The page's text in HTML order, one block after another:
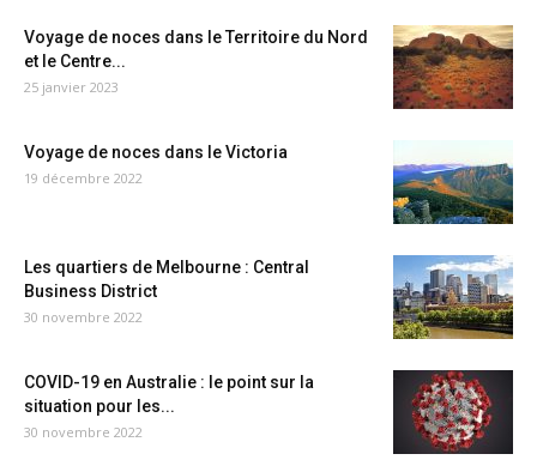
Voyage de noces dans le Territoire du Nord
et le Centre...
25 janvier 2023
Voyage de noces dans le Victoria
19 décembre 2022
Les quartiers de Melbourne : Central
Business District
30 novembre 2022
COVID-19 en Australie : le point sur la
situation pour les...
30 novembre 2022